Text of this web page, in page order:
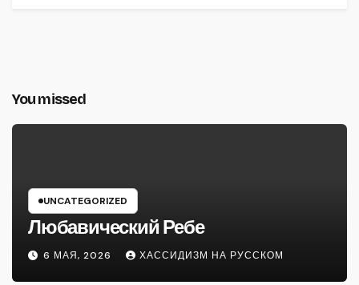
You missed
UNCATEGORIZED
Любавический Ребе
6 МАЯ, 2026 ХАССИДИЗМ НА РУССКОМ